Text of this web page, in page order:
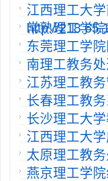
江西理工大
http://
常熟理工学
东莞理工学
南理工教务
江苏理工教
长春理工教
长沙理工大
江西理工大
太原理工教
燕京理工学